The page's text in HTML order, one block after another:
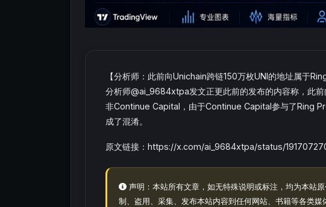
【分析师：此前向Unichain跨链150万枚UNI的地址属于
分析师@ai_9684xtpa发文正更此前的发布的内容称，此
非Continue Capital，由于Continue Capital参与了Ring
成了混淆。
原文链接：https://x.com/ai_9684xtpa/status/
声明：本站所有文章，如无特殊说明或标注，均为本站
制、盗用、采集、发布本站内容到任何网站、书籍等各类